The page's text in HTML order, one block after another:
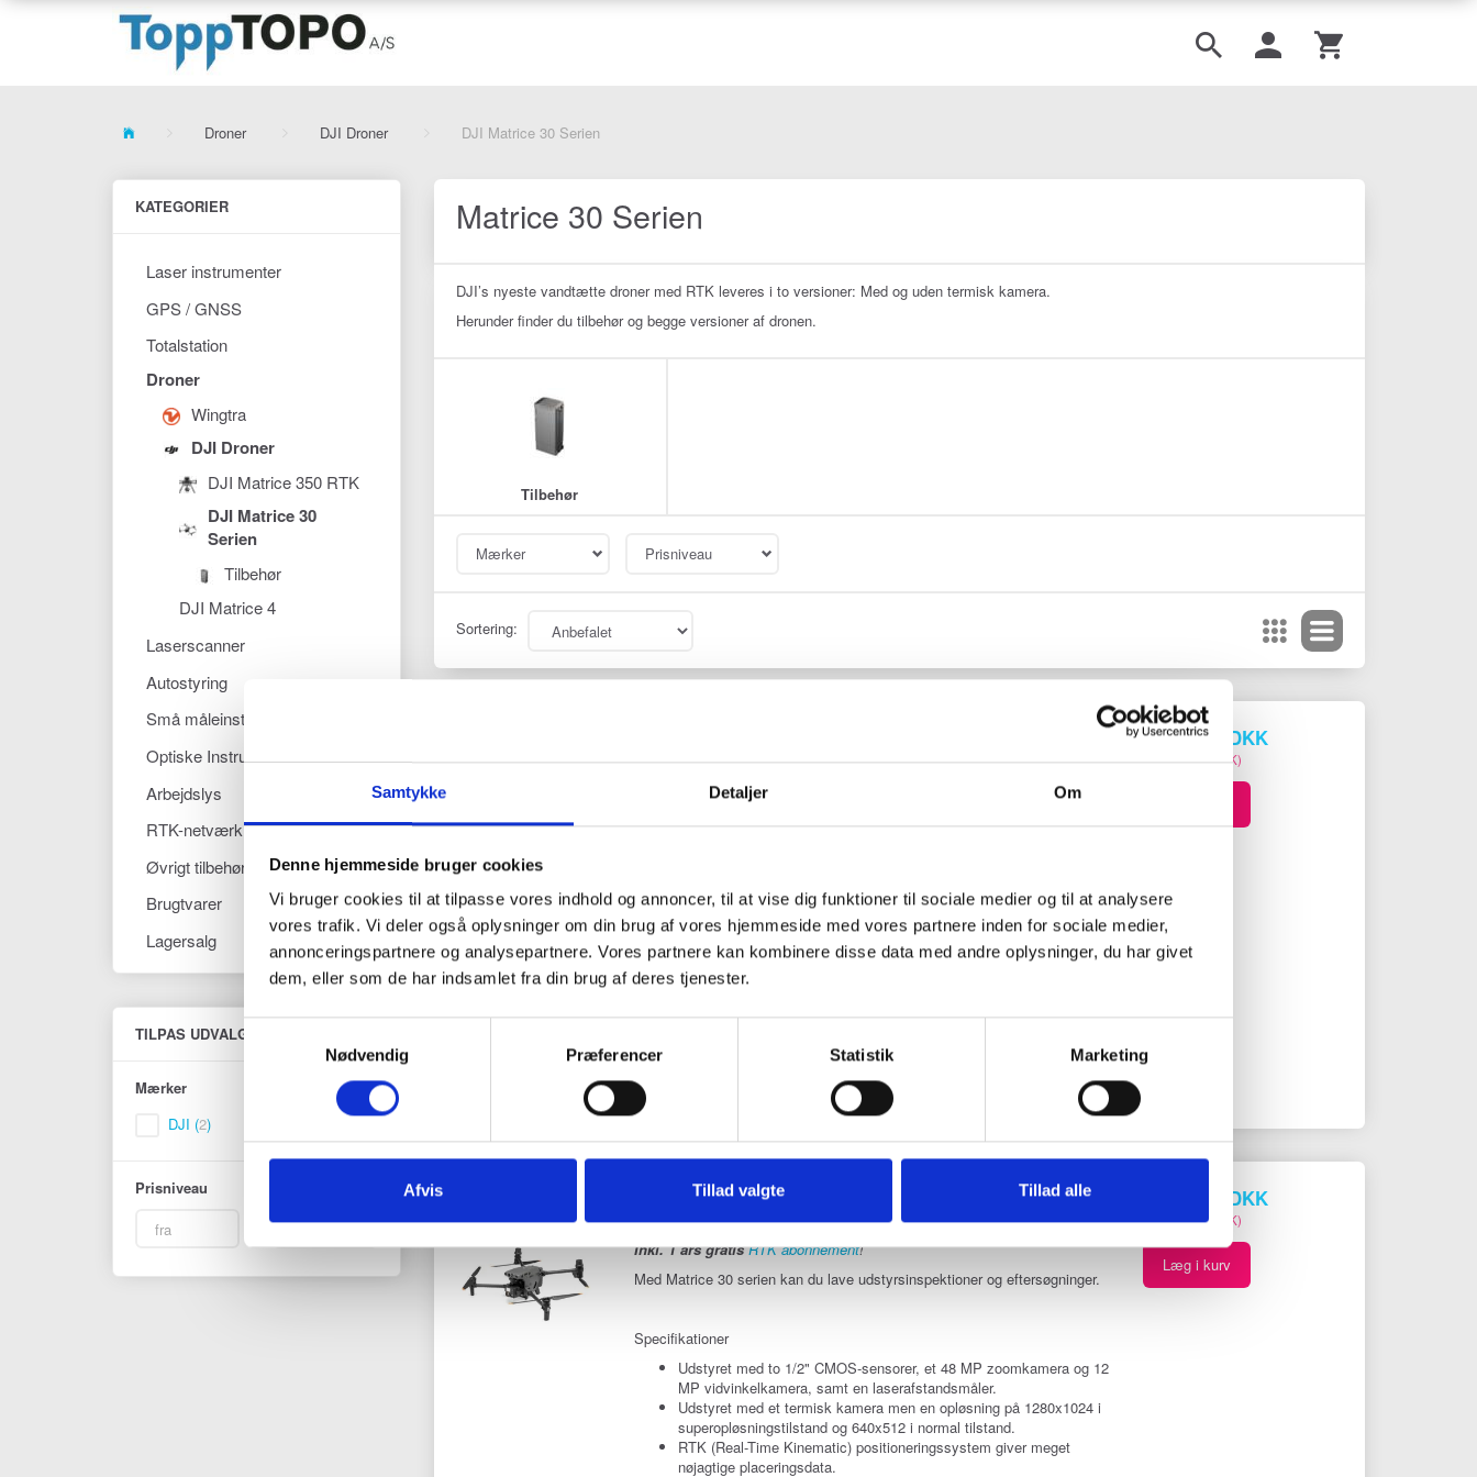
Samtykke Detaljer Om
Denne hjemmeside bruger cookies
Vi bruger cookies til at tilpasse vores indhold og annoncer, til at vise dig funktioner til sociale medier og til at analysere
vores trafik. Vi deler også oplysninger om din brug af vores hjemmeside med vores partnere inden for sociale medier,
annonceringspartnere og analysepartnere. Vores partnere kan kombinere disse data med andre oplysninger, du har givet
dem, eller som de har indsamlet fra din brug af deres tjenester.
Samtykkevalg
Nødvendig
Præferencer Statistik Marketing
Afvis Tillad valgte Tillad alle
Droner DJI Droner DJI Matrice 30 Serien
KATEGORIER
Laser instrumenter
GPS / GNSS
Totalstation
Droner
Wingtra
DJI Droner
DJI Matrice 350 RTK
DJI Matrice 30
Serien
Tilbehør
DJI Matrice 4
Laserscanner
Autostyring
Små måleinstrumenter
Optiske Instrumenter
Arbejdslys
RTK-netværk
Øvrigt tilbehør
Brugtvarer
Lagersalg
TILPAS UDVALG
filter
Mærker
DJI (2)
Prisniveau
Matrice 30 Serien
DJI’s nyeste vandtætte droner med RTK leveres i to versioner: Med og uden termisk kamera.
Herunder finder du tilbehør og begge versioner af dronen.
Tilbehør
Mærker Prisniveau
Sortering:
Model/varenr.: 480483
Inkl. 1 års gratis RTK abonnement
Udstyret med to 1/2" CMOS-sensorer, et 48 MP zoomkamera og 12
MP vidvinkelkamera, samt en laserafstandsmåler.
OcuSync 3 Enterprise der leverer tre-kanals 1080p-
videotransmission med lav forsinkelse.
RTK (Real-Time Kinematic) positioneringssystem giver meget
Op til 8 km rækkevidde.
Dronen kan flyve i vind op til 15 m/s og temperaturer ned til -20°C.
55.436,00 DKK
(69.295,00 DKK)
DJI MATRICE 30T
Model/varenr.: 480484
Inkl. 1 års gratis RTK abonnement!
Med Matrice 30 serien kan du lave udstyrsinspektioner og eftersøgninger.
Specifikationer
Udstyret med to 1/2" CMOS-sensorer, et 48 MP zoomkamera og 12
MP vidvinkelkamera, samt en laserafstandsmåler.
Udstyret med et termisk kamera men en opløsning på 1280x1024 i
superopløsningstilstand og 640x512 i normal tilstand.
RTK (Real-Time Kinematic) positioneringssystem giver meget
nøjagtige placeringsdata.
75.996,00 DKK
(94.995,00 DKK)
Læg i kurv